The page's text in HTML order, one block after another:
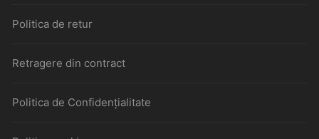
Politica de retur
Retragere din contract
Politica de Confidențialitate